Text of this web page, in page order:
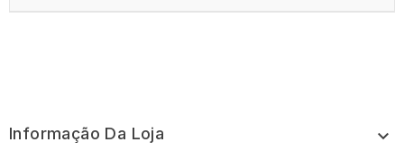
Informação Da Loja 